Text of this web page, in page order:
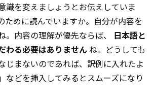
識を変えましょうとお伝えしていま
ために読んでいますか。自分が内容を
。内容の理解が優先ならば、 日本語と
わる必要はありません ね。どうしても
じまないのであれば、訳例に入れたよ
などを挿入してみるとスムーズになり